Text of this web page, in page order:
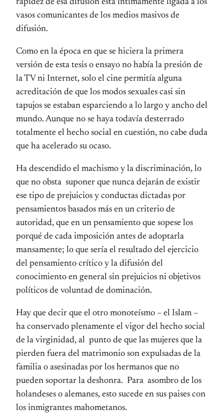
rapidez de esa difusión está íntimamente ligada a los
vasos comunicantes de los medios masivos de
difusión.
Como en la época en que se hiciera la primera
versión de esta tesis o ensayo no había la presión de
la TV ni Internet, solo el cine permitía alguna
acreditación de que los modos sexuales casi sin
tapujos se estaban esparciendo a lo largo y ancho del
mundo. Aunque no se haya todavía desterrado
totalmente el hecho social en cuestión, no cabe duda
que ha acelerado su ocaso.
Ha descendido el machismo y la discriminación, lo
que no obsta suponer que nunca dejarán de existir
ese tipo de prejuicios y conductas dictadas por
pensamientos basados más en un criterio de
autoridad, que en un pensamiento que sopese los
porqué de cada imposición antes de adoptarla
mansamente; lo que sería el resultado del ejercicio
del pensamiento crítico y la difusión del
conocimiento en general sin prejuicios ni objetivos
políticos de voluntad de dominación.
Hay que decir que el otro monoteísmo – el Islam –
ha conservado plenamente el vigor del hecho social
de la virginidad, al punto de que las mujeres que la
pierden fuera del matrimonio son expulsadas de la
familia o asesinadas por los hermanos que no
pueden soportar la deshonra. Para asombro de los
holandeses o alemanes, esto sucede en sus paises con
los inmigrantes mahometanos.